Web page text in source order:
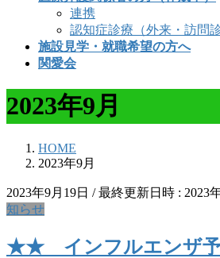
連携
認知症診療（外来・訪問診
施設見学・就職希望の方へ
関愛会
2023年9月
HOME
2023年9月
2023年9月19日 / 最終更新日時 : 2023
知らせ
★★ インフルエンザ